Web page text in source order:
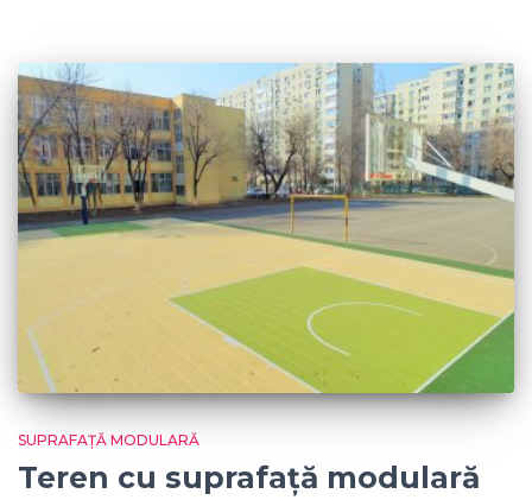
SUPRAFAȚĂ MODULARĂ
Teren cu suprafață modulară